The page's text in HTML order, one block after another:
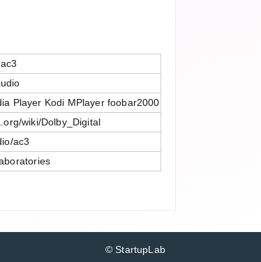
Player Kodi MPlayer foobar2000
wiki/Dolby_Digital
ac3
© StartupLab